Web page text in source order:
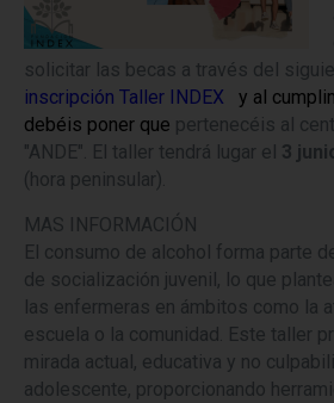
solicitar las becas a través del
inscripción Taller INDEX
y al
debéis poner que pertenecéis al
"ANDE". El taller tendrá lugar el 3
(hora peninsular).
MAS INFORMACIÓN
El consumo de alcohol forma parte
de socialización juvenil, lo que
las enfermeras en ámbitos como la
escuela o la comunidad. Este taller
mirada actual, educativa y no
adolescente, proporcionando